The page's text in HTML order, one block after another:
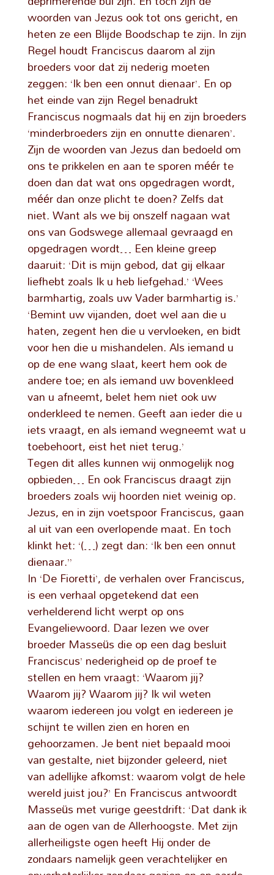
woorden van Jezus ook tot ons gericht, en
heten ze een Blijde Boodschap te zijn. In zijn
Regel houdt Franciscus daarom al zijn
broeders voor dat zij nederig moeten
zeggen: ‘Ik ben een onnut dienaar’. En op
het einde van zijn Regel benadrukt
Franciscus nogmaals dat hij en zijn broeders
‘minderbroeders zijn en onnutte dienaren’.
Zijn de woorden van Jezus dan bedoeld om
ons te prikkelen en aan te sporen méér te
doen dan dat wat ons opgedragen wordt,
méér dan onze plicht te doen? Zelfs dat
niet. Want als we bij onszelf nagaan wat
ons van Godswege allemaal gevraagd en
opgedragen wordt… Een kleine greep
daaruit: ‘Dit is mijn gebod, dat gij elkaar
liefhebt zoals Ik u heb liefgehad.’ ‘Wees
barmhartig, zoals uw Vader barmhartig is.’
‘Bemint uw vijanden, doet wel aan die u
haten, zegent hen die u vervloeken, en bidt
voor hen die u mishandelen. Als iemand u
op de ene wang slaat, keert hem ook de
andere toe; en als iemand uw bovenkleed
van u afneemt, belet hem niet ook uw
onderkleed te nemen. Geeft aan ieder die u
iets vraagt, en als iemand wegneemt wat u
toebehoort, eist het niet terug.’
Tegen dit alles kunnen wij onmogelijk nog
opbieden… En ook Franciscus draagt zijn
broeders zoals wij hoorden niet weinig op.
Jezus, en in zijn voetspoor Franciscus, gaan
al uit van een overlopende maat. En toch
klinkt het: ‘(…) zegt dan: ‘Ik ben een onnut
dienaar.’’
In ‘De Fioretti’, de verhalen over Franciscus,
is een verhaal opgetekend dat een
verhelderend licht werpt op ons
Evangeliewoord. Daar lezen we over
broeder Masseüs die op een dag besluit
Franciscus’ nederigheid op de proef te
stellen en hem vraagt: ‘Waarom jij?
Waarom jij? Waarom jij? Ik wil weten
waarom iedereen jou volgt en iedereen je
schijnt te willen zien en horen en
gehoorzamen. Je bent niet bepaald mooi
van gestalte, niet bijzonder geleerd, niet
van adellijke afkomst: waarom volgt de hele
wereld juist jou?’ En Franciscus antwoordt
Masseüs met vurige geestdrift: ‘Dat dank ik
aan de ogen van de Allerhoogste. Met zijn
allerheiligste ogen heeft Hij onder de
zondaars namelijk geen verachtelijker en